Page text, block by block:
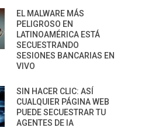
EL MALWARE MÁS
PELIGROSO EN
LATINOAMÉRICA ESTÁ
SECUESTRANDO
SESIONES BANCARIAS EN
VIVO
SIN HACER CLIC: ASÍ
CUALQUIER PÁGINA WEB
PUEDE SECUESTRAR TU
AGENTES DE IA